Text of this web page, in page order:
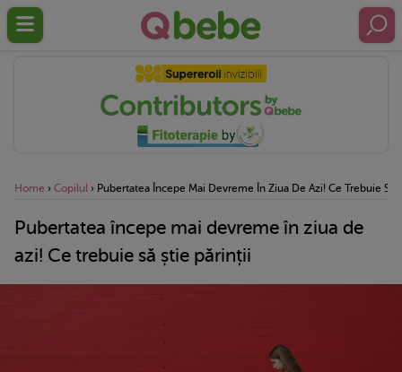
Home › Copilul › Pubertatea Începe Mai Devreme În Ziua De Azi! Ce Trebuie Să
Pubertatea începe mai devreme în ziua de
azi! Ce trebuie să știe părinții